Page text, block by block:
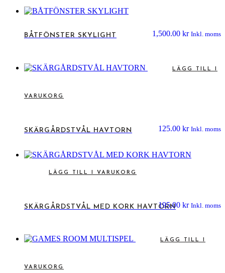
BÅTFÖNSTER SKYLIGHT 1,500.00 kr Inkl. moms
LÄGG TILL I
VARUKORG
SKÄRGÅRDSTVÅL HAVTORN 125.00 kr Inkl. moms
LÄGG TILL I VARUKORG
SKÄRGÅRDSTVÅL MED KORK HAVTORN
195.00 kr Inkl. moms
LÄGG TILL I
VARUKORG